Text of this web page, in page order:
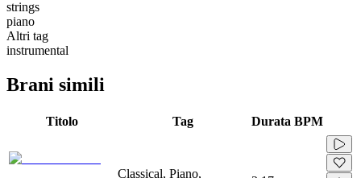
strings
piano
Altri tag
instrumental
Brani simili
Titolo Tag Durata BPM
Classical, Piano,